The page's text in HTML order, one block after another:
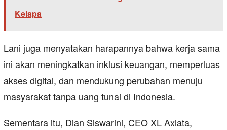
Kelapa
Lani juga menyatakan harapannya bahwa kerja sama
ini akan meningkatkan inklusi keuangan, memperluas
akses digital, dan mendukung perubahan menuju
masyarakat tanpa uang tunai di Indonesia.
Sementara itu, Dian Siswarini, CEO XL Axiata,